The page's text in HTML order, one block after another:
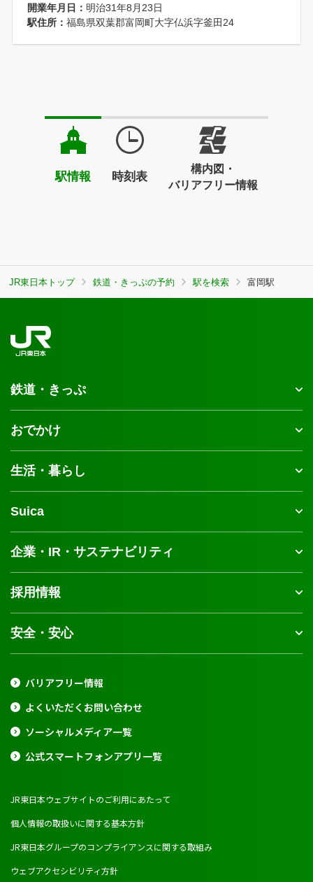
開業年月日： 明治31年8月23日
駅住所： 福島県双葉郡富岡町大字仏浜字釜田24
駅情報 時刻表
構内図・
バリアフリー情報
JR東日本トップ 鉄道・きっぷの予約 駅を検索 富岡駅
鉄道・きっぷ
おでかけ
生活・暮らし
Suica
企業・IR・サステナビリティ
採用情報
安全・安心
バリアフリー情報
よくいただくお問い合わせ
ソーシャルメディア一覧
公式スマートフォンアプリ一覧
JR東日本ウェブサイトのご利用にあたって
個人情報の取扱いに関する基本方針
JR東日本グループのコンプライアンスに関する取組み
ウェブアクセシビリティ方針